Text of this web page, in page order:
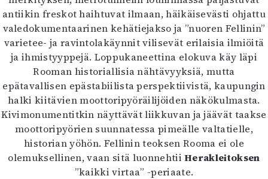
antiikin freskot haihtuvat ilmaan, häikäisevästi ohjattu
valedokumentaarinen kehätiejakso ja ”nuoren Fellinin”
varietee- ja ravintolakäynnit vilisevät erilaisia ilmiöitä
ja ihmistyyppejä. Loppukaneettina elokuva käy läpi
Rooman historiallisia nähtävyyksiä, mutta
epätavallisen epästabiilista perspektiivistä, kaupungin
halki kiitävien moottoripyöräilijöiden näkökulmasta.
Kivimonumentitkin näyttävät liikkuvan ja jäävät taakse
moottoripyörien suunnatessa pimeälle valtatielle,
historian yöhön. Fellinin teoksen Rooma ei ole
olemuksellinen, vaan sitä luonnehtiiHerakleitoksen
”kaikki virtaa” -periaate.